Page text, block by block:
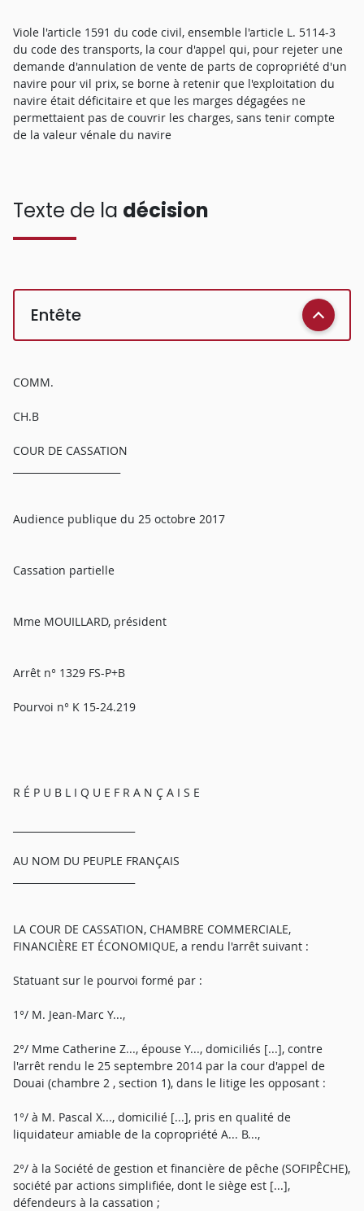
Viole l'article 1591 du code civil, ensemble l'article L. 5114-3
du code des transports, la cour d'appel qui, pour rejeter une
demande d'annulation de vente de parts de copropriété d'un
navire pour vil prix, se borne à retenir que l'exploitation du
navire était déficitaire et que les marges dégagées ne
permettaient pas de couvrir les charges, sans tenir compte
de la valeur vénale du navire
Texte de la décision
Entête
COMM.
CH.B
COUR DE CASSATION
Audience publique du 25 octobre 2017
Cassation partielle
Mme MOUILLARD, président
Arrêt n° 1329 FS-P+B
Pourvoi n° K 15-24.219
R É P U B L I Q U E F R A N Ç A I S E
AU NOM DU PEUPLE FRANÇAIS
LA COUR DE CASSATION, CHAMBRE COMMERCIALE,
FINANCIÈRE ET ÉCONOMIQUE, a rendu l'arrêt suivant :
Statuant sur le pourvoi formé par :
1°/ M. Jean-Marc Y...,
2°/ Mme Catherine Z..., épouse Y..., domiciliés [...], contre
l'arrêt rendu le 25 septembre 2014 par la cour d'appel de
Douai (chambre 2 , section 1), dans le litige les opposant :
1°/ à M. Pascal X..., domicilié [...], pris en qualité de
liquidateur amiable de la copropriété A... B...,
2°/ à la Société de gestion et financière de pêche (SOFIPÊCHE),
société par actions simplifiée, dont le siège est [...],
défendeurs à la cassation ;